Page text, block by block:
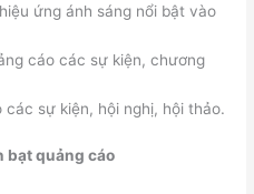
ứng ánh sáng nổi bật vào
cáo các sự kiện, chương
các sự kiện, hội nghị, hội thảo.
bạt quảng cáo